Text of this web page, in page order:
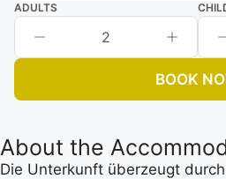
ADULTS
2
BOOK
About the
Die Unterkunft überzeugt